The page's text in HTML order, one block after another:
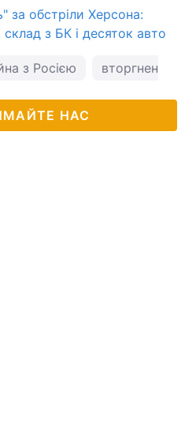
за обстріли Херсона:
з БК і десяток авто
з Росією вторгнення
НАС